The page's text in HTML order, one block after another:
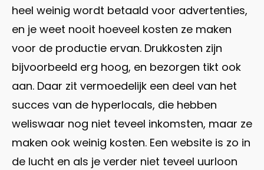
heel weinig wordt betaald voor advertenties,
en je weet nooit hoeveel kosten ze maken
voor de productie ervan. Drukkosten zijn
bijvoorbeeld erg hoog, en bezorgen tikt ook
aan. Daar zit vermoedelijk een deel van het
succes van de hyperlocals, die hebben
weliswaar nog niet teveel inkomsten, maar ze
maken ook weinig kosten. Een website is zo in
de lucht en als je verder niet teveel uurloon